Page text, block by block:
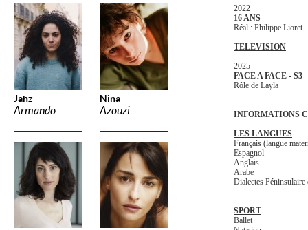
Jahz
Armando
Nina
Azouzi
2022
16 ANS
Réal : Philippe Lioret
TELEVISION
2025
FACE A FACE - S3
Rôle de Layla
INFORMATIONS
LES LANGUES
Français (langue
Espagnol
Anglais
Arabe
Dialectes
SPORT
Ballet